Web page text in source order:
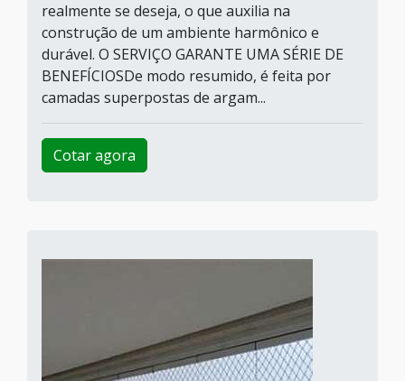
realmente se deseja, o que auxilia na
construção de um ambiente harmônico e
durável. O SERVIÇO GARANTE UMA SÉRIE DE
BENEFÍCIOSDe modo resumido, é feita por
camadas superpostas de argam...
Cotar agora